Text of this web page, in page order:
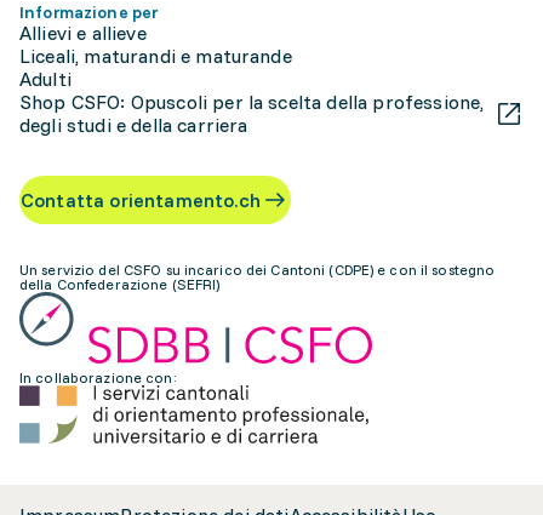
Informazione per
Allievi e allieve
Liceali, maturandi e maturande
Adulti
Shop CSFO: Opuscoli per la scelta della professione,
degli studi e della carriera
Contatta orientamento.ch
Un servizio del CSFO su incarico dei Cantoni (CDPE) e con il sostegno
della Confederazione (SEFRI)
In collaborazione con: